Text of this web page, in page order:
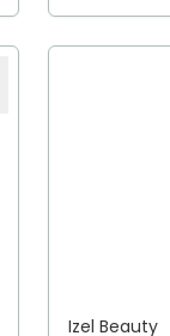
Izel Beauty